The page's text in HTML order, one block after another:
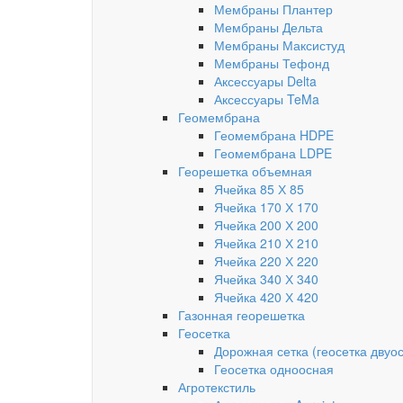
Мембраны Плантер
Мембраны Дельта
Мембраны Максистуд
Мембраны Тефонд
Аксессуары Delta
Аксессуары TeMa
Геомембрана
Геомембрана HDPE
Геомембрана LDPE
Георешетка объемная
Ячейка 85 Х 85
Ячейка 170 Х 170
Ячейка 200 Х 200
Ячейка 210 Х 210
Ячейка 220 Х 220
Ячейка 340 Х 340
Ячейка 420 Х 420
Газонная георешетка
Геосетка
Дорожная сетка (геосетка
Геосетка одноосная
Агротекстиль